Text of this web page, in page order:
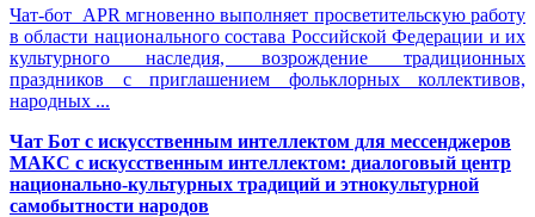
Чат-бот APR мгновенно выполняет просветительскую работу
в области национального состава Российской Федерации и их
культурного наследия, возрождение традиционных
праздников с приглашением фольклорных коллективов,
народных ...
Чат Бот с искусственным интеллектом для мессенджеров
МАКС с искусственным интеллектом: диалоговый центр
национально-культурных традиций и этнокультурной
самобытности народов